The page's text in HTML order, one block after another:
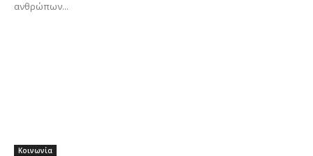
ανθρώπων...
Κοινωνία